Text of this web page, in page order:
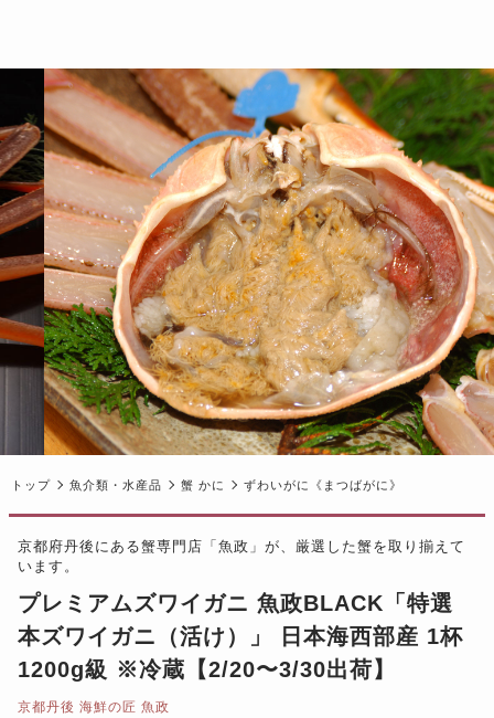
トップ 魚介類・水産品 蟹 かに ずわいがに《まつばがに》
京都府丹後にある蟹専門店「魚政」が、厳選した蟹を取り揃えて
います。
プレミアムズワイガニ 魚政BLACK「特選
本ズワイガニ（活け）」 日本海西部産 1杯
1200g級 ※冷蔵【2/20〜3/30出荷】
京都丹後 海鮮の匠 魚政